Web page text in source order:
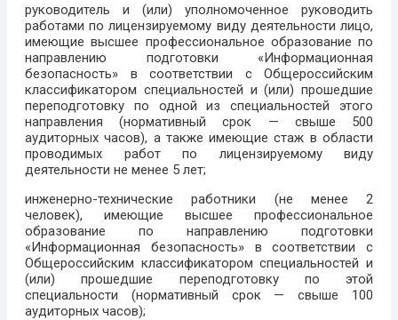
руководитель и (или) уполномоченное руководить
работами по лицензируемому виду деятельности лицо,
имеющие высшее профессиональное образование по
направлению подготовки «Информационная
безопасность» в соответствии с Общероссийским
классификатором специальностей и (или) прошедшие
переподготовку по одной из специальностей этого
направления (нормативный срок — свыше 500
аудиторных часов), а также имеющие стаж в области
проводимых работ по лицензируемому виду
деятельности не менее 5 лет;
инженерно-технические работники (не менее 2
человек), имеющие высшее профессиональное
образование по направлению подготовки
«Информационная безопасность» в соответствии с
Общероссийским классификатором специальностей и
(или) прошедшие переподготовку по этой
специальности (нормативный срок — свыше 100
аудиторных часов);